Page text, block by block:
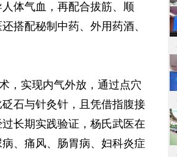
体气血，再配合拔筋、顺
搭配秘制中药、外用药酒、
，实现内气外放，通过点穴
石与针灸针，且凭借指腹接
长期实践验证，杨氏武医在
、痛风、肠胃病、妇科炎症